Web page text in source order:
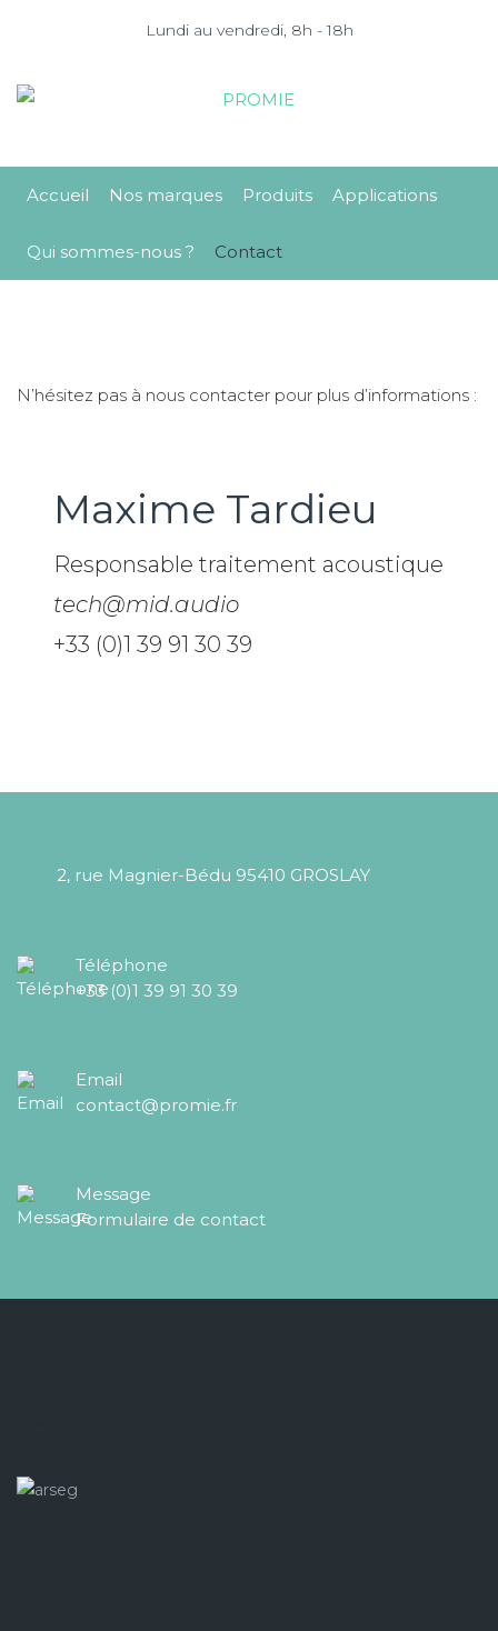
Lundi au vendredi, 8h - 18h
Accueil Nos marques Produits Applications
Qui sommes-nous ? Contact
N’hésitez pas à nous contacter pour plus d’informations :
Maxime Tardieu
Responsable traitement acoustique
tech@mid.audio
+33 (0)1 39 91 30 39
2, rue Magnier-Bédu 95410 GROSLAY
Téléphone
+33 (0)1 39 91 30 39
Email
contact@promie.fr
Message
Formulaire de contact